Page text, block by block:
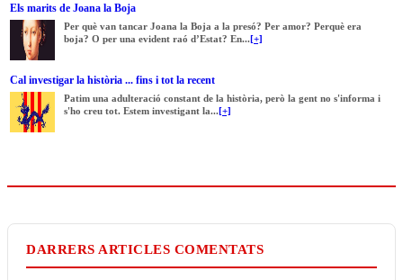
Els marits de Joana la Boja
Per què van tancar Joana la Boja a la presó? Per amor? Perquè era
boja? O per una evident raó d’Estat? En...[+]
Cal investigar la història ... fins i tot la recent
Patim una adulteració constant de la història, però la gent no s'informa i
s'ho creu tot. Estem investigant la...[+]
DARRERS ARTICLES COMENTATS